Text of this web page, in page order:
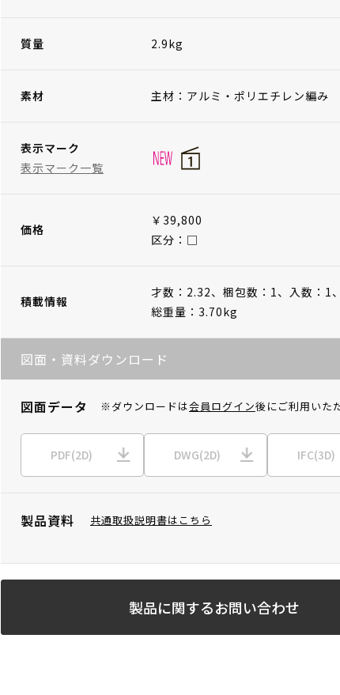
質量 2.9kg
素材 主材：アルミ・ポリエチレン編み
表示マーク
表示マーク一覧
価格
￥39,800
区分：□
積載情報
才数：2.32、 梱包数：1、 入数：1、
総重量：3.70kg
図面・資料ダウンロード
図面データ ※ダウンロードは会員ログイン後にご利用いた
PDF(2D) DWG(2D) IFC(3D)
製品資料 共通取扱説明書はこちら
製品に関するお問い合わせ